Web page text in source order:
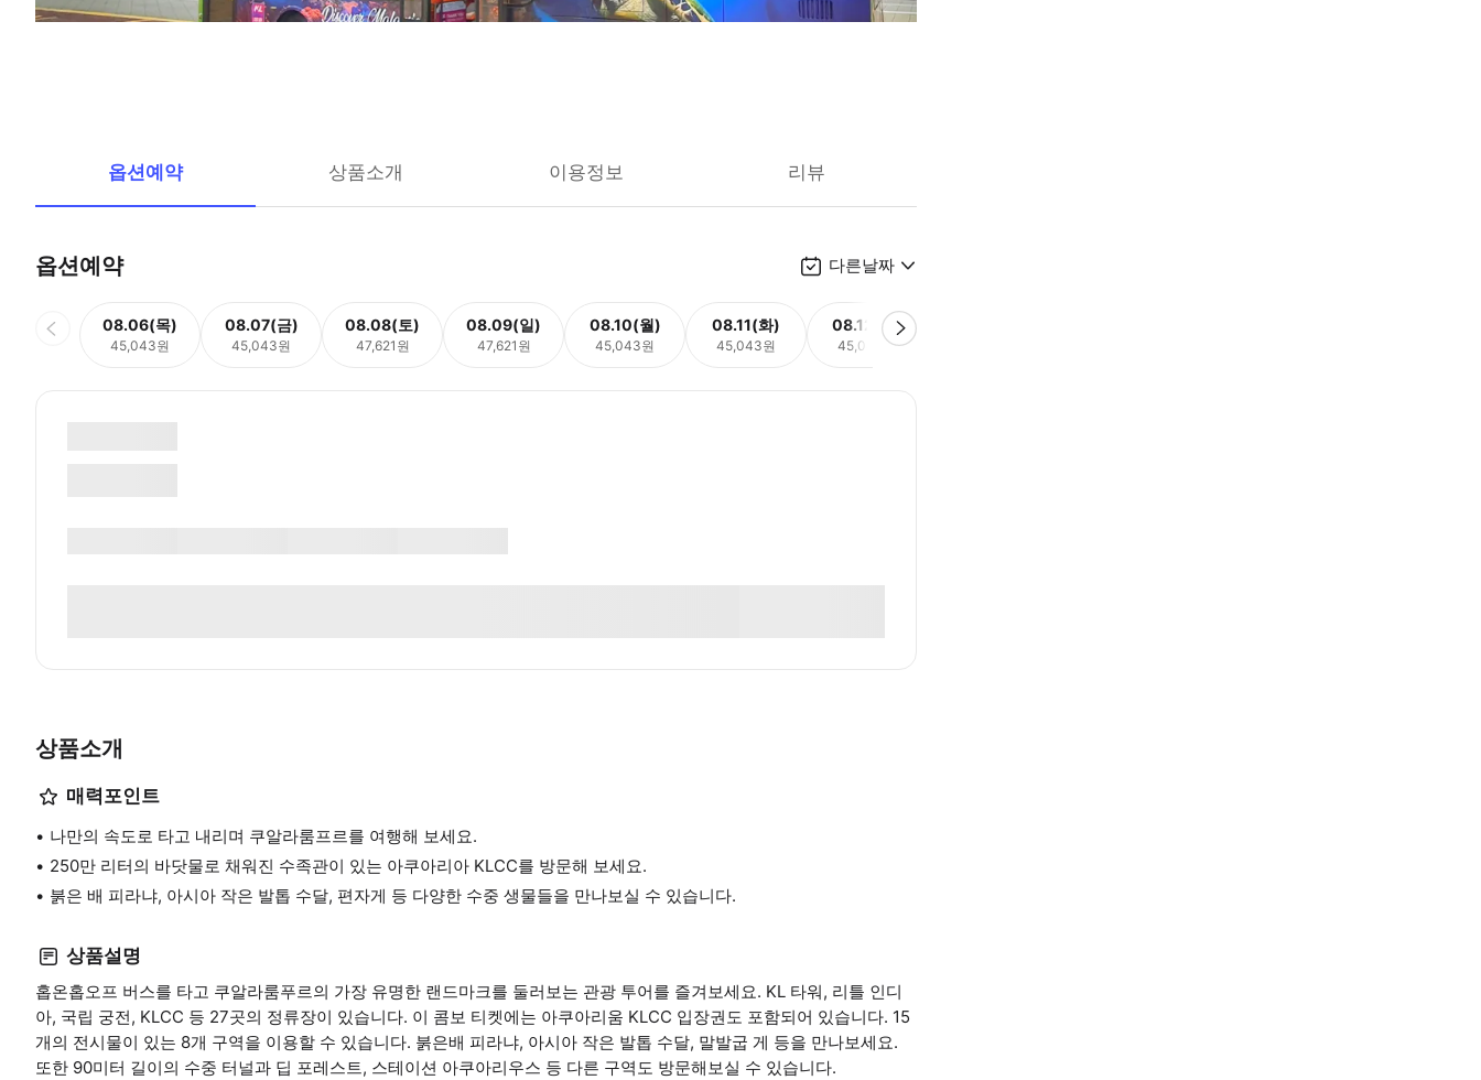
옵션예약 상품소개 이용정보 리뷰
옵션예약 다른날짜
08.06(목)
45,043원
08.07(금)
45,043원
08.08(토)
47,621원
08.09(일)
47,621원
08.10(월)
45,043원
08.11(화)
45,043원
08.12(수)
45,043원
상품소개
매력포인트
나만의 속도로 타고 내리며 쿠알라룸프르를 여행해 보세요.
250만 리터의 바닷물로 채워진 수족관이 있는 아쿠아리아 KLCC를 방문해 보세요.
붉은 배 피라냐, 아시아 작은 발톱 수달, 편자게 등 다양한 수중 생물들을 만나보실 수 있습니다.
상품설명
홉온홉오프 버스를 타고 쿠알라룸푸르의 가장 유명한 랜드마크를 둘러보는 관광 투어를 즐겨보세요. KL 타워, 리틀 인디
아, 국립 궁전, KLCC 등 27곳의 정류장이 있습니다. 이 콤보 티켓에는 아쿠아리움 KLCC 입장권도 포함되어 있습니다. 15
개의 전시물이 있는 8개 구역을 이용할 수 있습니다. 붉은배 피라냐, 아시아 작은 발톱 수달, 말발굽 게 등을 만나보세요.
또한 90미터 길이의 수중 터널과 딥 포레스트, 스테이션 아쿠아리우스 등 다른 구역도 방문해보실 수 있습니다.